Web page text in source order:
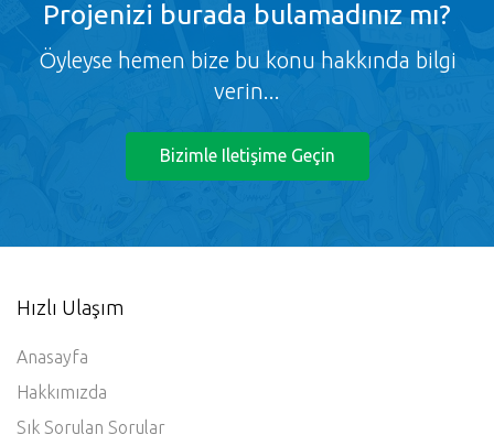
Projenizi burada bulamadınız mı?
Öyleyse hemen bize bu konu hakkında bilgi
verin...
Bizimle Iletişime Geçin
Hızlı Ulaşım
Anasayfa
Hakkımızda
Sık Sorulan Sorular